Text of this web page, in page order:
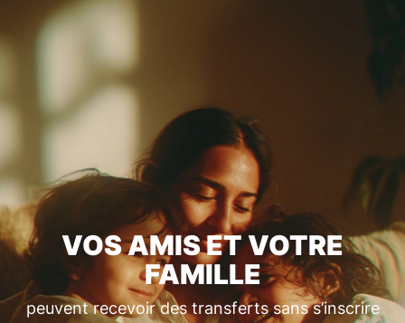
VOS AMIS ET VOTRE
FAMILLE
peuvent recevoir des transferts sans s’inscrire